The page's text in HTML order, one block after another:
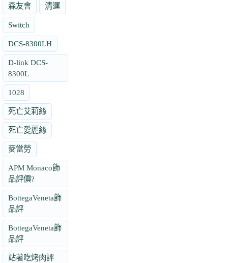
森友會 清運
Switch
DCS-8300LH
D-link DCS-
8300L
1028
死亡艾莉絲
死亡愛麗絲
麥當勞
APM Monaco飾
品評價?
BottegaVeneta飾
品評
BottegaVeneta飾
品評
站著吃烤肉評